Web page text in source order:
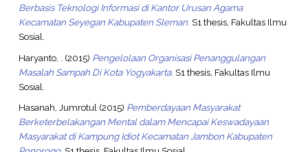
Berbasis Teknologi Informasi di Kantor Urusan Agama
Kecamatan Seyegan Kabupaten Sleman. S1 thesis, Fakultas Ilmu
Sosial.
Haryanto, .
(2015) Pengelolaan Organisasi Penanggulangan
Masalah Sampah Di Kota Yogyakarta. S1 thesis, Fakultas Ilmu
Sosial.
Hasanah, Jumrotul (2015) Pemberdayaan Masyarakat
Berketerbelakangan Mental dalam Mencapai Keswadayaan
Masyarakat di Kampung Idiot Kecamatan Jambon Kabupaten